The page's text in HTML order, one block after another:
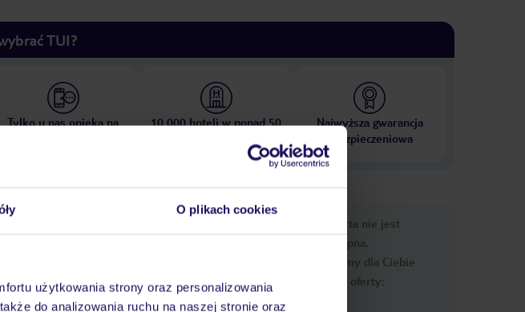
O plikach cookies
użytkowania strony oraz personalizowania
do analizowania ruchu na naszej stronie oraz
TUI?
Tylko u nas opieka na
10 000 hoteli w ponad 50
Najwyższa gwarancja
ubezpieczeniowa
Ups, ta oferta nie jest
dostępna.
Przygotowaliśmy dla Ciebie
podobne oferty: